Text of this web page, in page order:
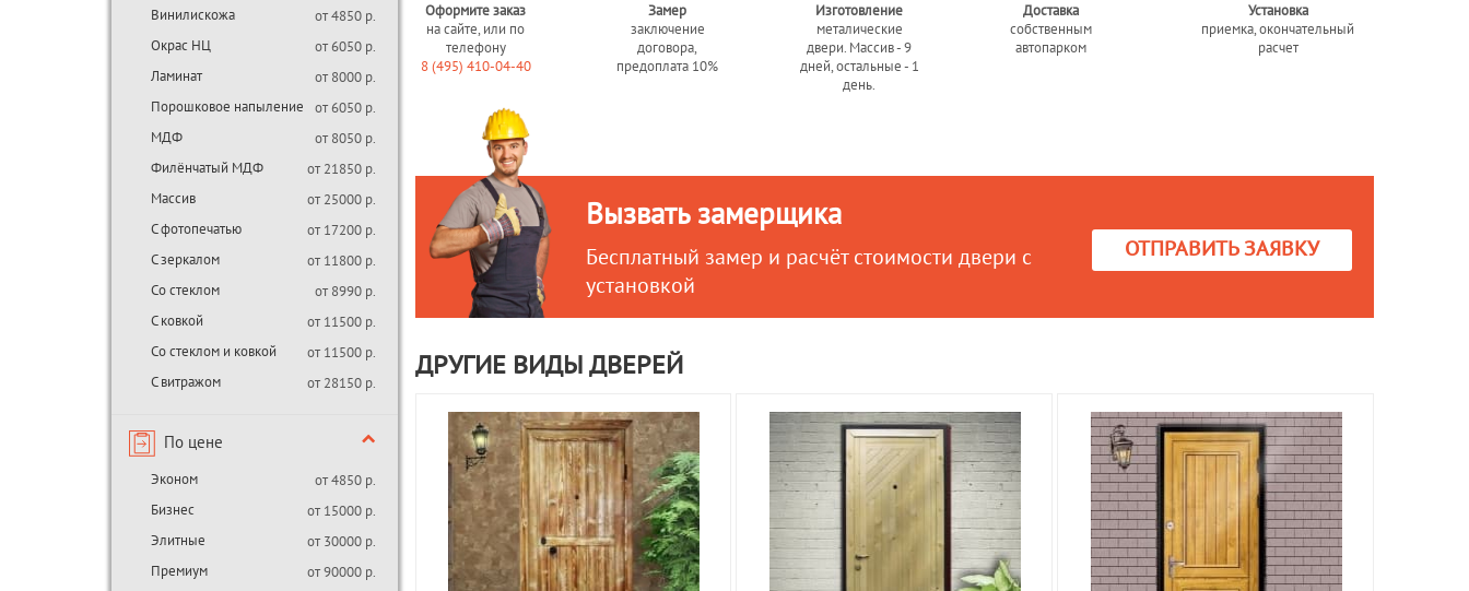
Винилискожа
от 4850 р.
Окрас НЦ
от 6050 р.
Ламинат
от 8000 р.
Порошковое напыление
от 6050 р.
МДФ
от 8050 р.
Филёнчатый МДФ
от 21850 р.
Массив
от 25000 р.
С фотопечатью
от 17200 р.
С зеркалом
от 11800 р.
Со стеклом
от 8990 р.
С ковкой
от 11500 р.
Со стеклом и ковкой
от 11500 р.
С витражом
от 28150 р.
По цене
Эконом
от 4850 р.
Бизнес
от 15000 р.
Элитные
от 30000 р.
Премиум
от 90000 р.
Оформите заказ
на сайте, или по
телефону
8 (495) 410-04-40
Замер
заключение
договора,
предоплата 10%
Изготовление
металические
двери. Массив - 9
дней, остальные - 1
день.
Доставка
собственным
автопарком
Установка
приемка, окончательный
расчет
Вызвать замерщика
Бесплатный замер и расчёт стоимости двери с
установкой
ОТПРАВИТЬ ЗАЯВКУ
ДРУГИЕ ВИДЫ ДВЕРЕЙ